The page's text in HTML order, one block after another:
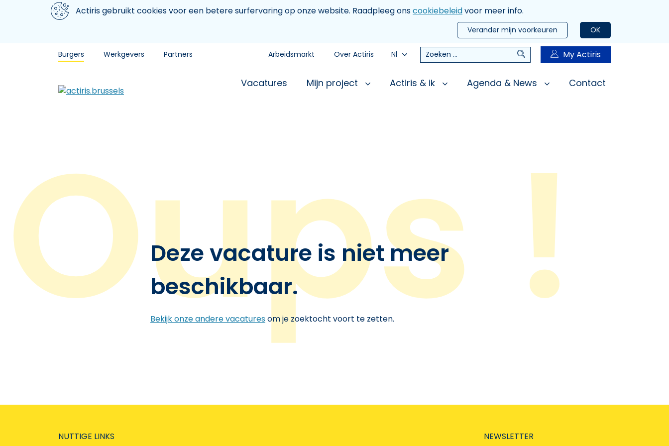
Aller au contenu principal
We gebruiken cookiesActiris gebruikt cookies voor een betere surfervaring op onze website. Raadpleeg onscookiebeleidvoor meer info.
OK
Verander mijn voorkeuren
Burgers Werkgevers Partners Arbeidsmarkt Over Actiris Nl Zoeken Zoeken My Actiris
Vacatures Mijn project Actiris & ik Agenda & News Contact
Deze vacature is niet meer
beschikbaar.
Bekijk onze andere vacaturesom je zoektocht voort te zetten.
NUTTIGE LINKS NEWSLETTER